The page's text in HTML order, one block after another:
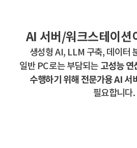
AI 서버/워크스테이션
생성형 AI, LLM 구축, 데이터
일반 PC로는 부담되는 고성능 연
수행하기 위해 전문가용 AI 서
필요합니다.